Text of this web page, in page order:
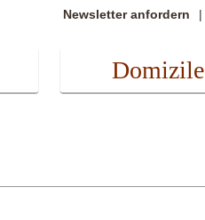
Newsletter anfordern
Domizile